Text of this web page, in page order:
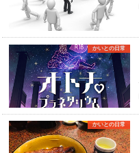
かいとの日常
かいとの日常